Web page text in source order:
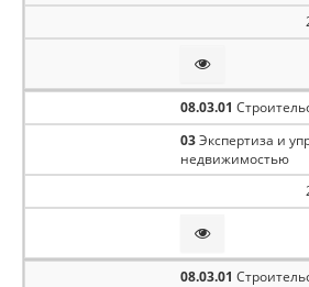
08.03.01
03Экспертиза и
недвижимостью
08.03.01